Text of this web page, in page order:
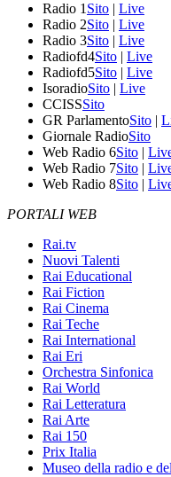
Radio 1 Sito | Live
Radio 2Sito | Live
Radio 3Sito | Live
Radiofd4Sito | Live
Radiofd5Sito | Live
IsoradioSito | Live
CCISSSito
GR ParlamentoSito |
Giornale RadioSito
Web Radio 6Sito |
Web Radio 7Sito |
Web Radio 8Sito |
PORTALI WEB
Rai.tv
Nuovi Talenti
Rai Educational
Rai Fiction
Rai Cinema
Rai Teche
Rai International
Rai Eri
Orchestra Sinfonica
Rai World
Rai Letteratura
Rai Arte
Rai 150
Prix Italia
Museo della radio e